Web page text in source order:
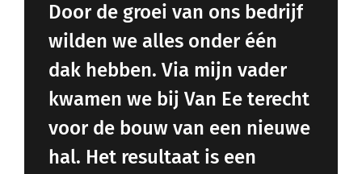
Door de groei van ons bedrijf
wilden we alles onder één
dak hebben. Via mijn vader
kwamen we bij Van Ee terecht
voor de bouw van een nieuwe
hal. Het resultaat is een